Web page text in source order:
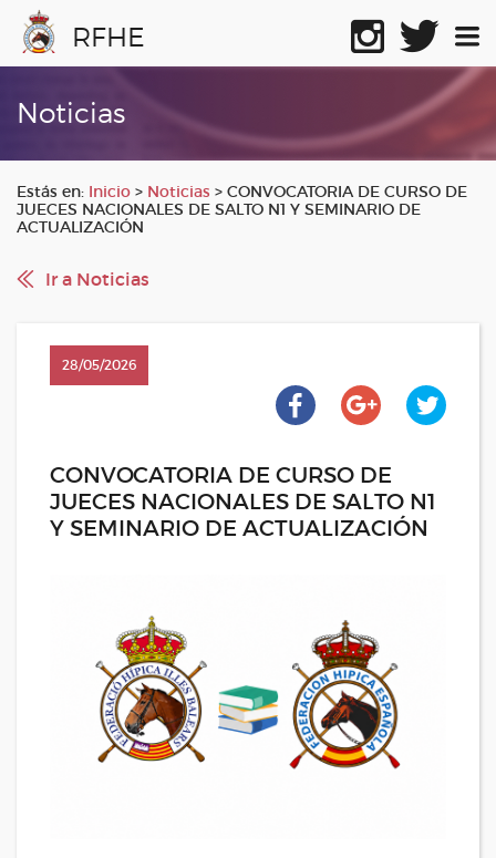
RFHE
Noticias
Estás en: Inicio > Noticias > CONVOCATORIA DE CURSO DE
JUECES NACIONALES DE SALTO N1 Y SEMINARIO DE
ACTUALIZACIÓN
Ir a Noticias
28/05/2026
CONVOCATORIA DE CURSO DE
JUECES NACIONALES DE SALTO N1
Y SEMINARIO DE ACTUALIZACIÓN